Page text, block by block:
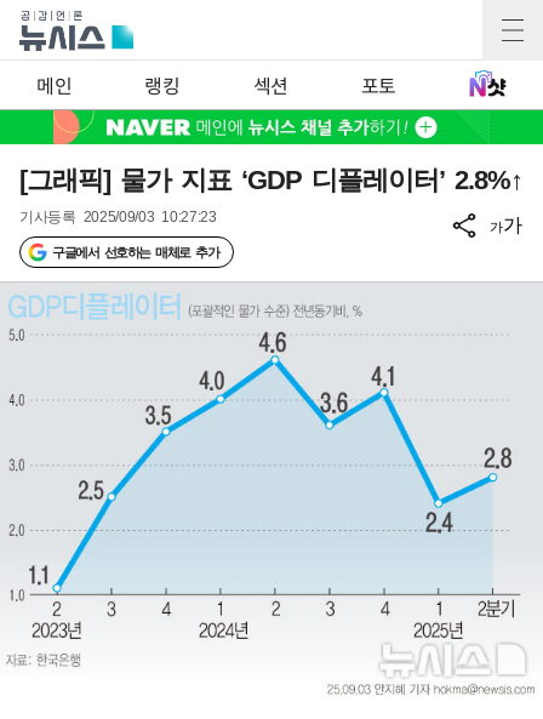
메인 랭킹 섹션 포토
[그래픽] 물가 지표 ‘GDP 디플레이터’ 2.8%↑
기사등록 2025/09/03 10:27:23
구글에서 선호하는 매체로 추가
가가